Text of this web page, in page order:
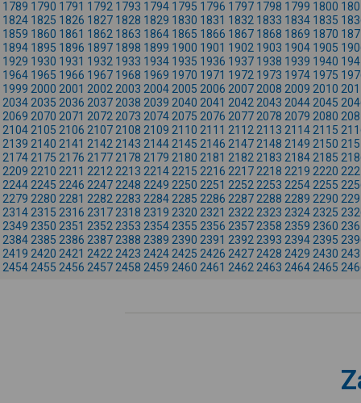
1789 1790 1791 1792 1793 1794 1795 1796 1797 1798 1799 1800
1824 1825 1826 1827 1828 1829 1830 1831 1832 1833 1834 1835
1859 1860 1861 1862 1863 1864 1865 1866 1867 1868 1869 1870
1894 1895 1896 1897 1898 1899 1900 1901 1902 1903 1904 1905
1929 1930 1931 1932 1933 1934 1935 1936 1937 1938 1939 1940
1964 1965 1966 1967 1968 1969 1970 1971 1972 1973 1974 1975
1999 2000 2001 2002 2003 2004 2005 2006 2007 2008 2009 2010
2034 2035 2036 2037 2038 2039 2040 2041 2042 2043 2044 2045
2069 2070 2071 2072 2073 2074 2075 2076 2077 2078 2079 2080
2104 2105 2106 2107 2108 2109 2110 2111 2112 2113 2114 2115
2139 2140 2141 2142 2143 2144 2145 2146 2147 2148 2149 2150
2174 2175 2176 2177 2178 2179 2180 2181 2182 2183 2184 2185
2209 2210 2211 2212 2213 2214 2215 2216 2217 2218 2219 2220
2244 2245 2246 2247 2248 2249 2250 2251 2252 2253 2254 2255
2279 2280 2281 2282 2283 2284 2285 2286 2287 2288 2289 2290
2314 2315 2316 2317 2318 2319 2320 2321 2322 2323 2324 2325
2349 2350 2351 2352 2353 2354 2355 2356 2357 2358 2359 2360
2384 2385 2386 2387 2388 2389 2390 2391 2392 2393 2394 2395
2419 2420 2421 2422 2423 2424 2425 2426 2427 2428 2429 2430
2454 2455 2456 2457 2458 2459 2460 2461 2462 2463 2464 2465